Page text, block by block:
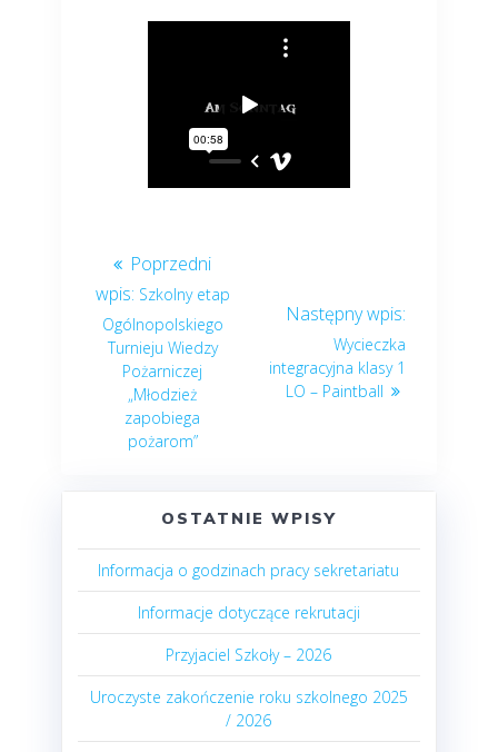
Szkolny etap
Ogólnopolskiego
Turnieju Wiedzy
Pożarniczej
„Młodzież
zapobiega
pożarom”
Wycieczka
integracyjna klasy 1
LO – Paintball
OSTATNIE WPISY
Informacja o godzinach pracy sekretariatu
Informacje dotyczące rekrutacji
Przyjaciel Szkoły – 2026
Uroczyste zakończenie roku szkolnego 2025
/ 2026